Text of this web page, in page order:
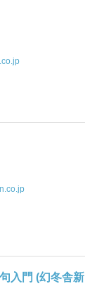
入門 (幻冬舎新